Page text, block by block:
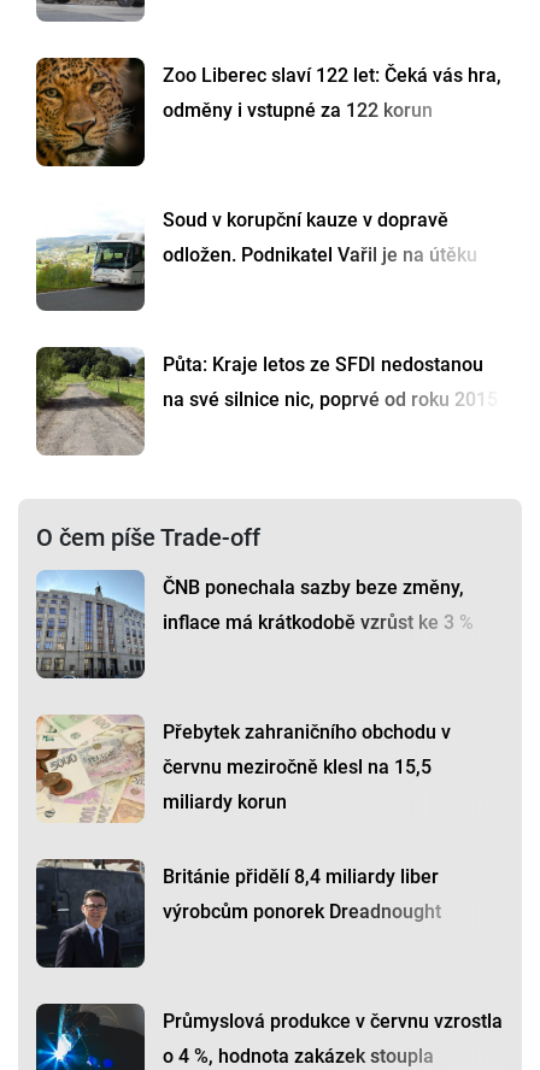
Zoo Liberec slaví 122 let: Čeká vás hra,
odměny i vstupné za 122 korun
Soud v korupční kauze v dopravě
odložen. Podnikatel Vařil je na útěku
Půta: Kraje letos ze SFDI nedostanou
na své silnice nic, poprvé od roku 2015
O čem píše Trade-off
ČNB ponechala sazby beze změny,
inflace má krátkodobě vzrůst ke 3 %
Přebytek zahraničního obchodu v
červnu meziročně klesl na 15,5
miliardy korun
Británie přidělí 8,4 miliardy liber
výrobcům ponorek Dreadnought
Průmyslová produkce v červnu vzrostla
o 4 %, hodnota zakázek stoupla